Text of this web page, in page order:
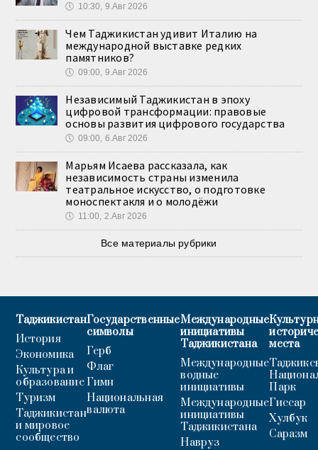
🕔 10:30, 9.Авг 2026
Чем Таджикистан удивит Италию на
международной выставке редких
памятников?
🕔 09:00, 9.Авг 2026
Независимый Таджикистан в эпоху
цифровой трансформации: правовые
основы развития цифрового государства
🕔 09:00, 6.Авг 2026
Марьям Исаева рассказала, как
независимость страны изменила
театральное искусство, о подготовке
моноспектакля и о молодёжи
🕔 11:00, 2.Авг 2026
Все материалы рубрики
Таджикистан
История
Экономика
Культура и
образование
Туризм
Таджикистан
и мировое
сообщество
Государственные
символы
Герб
Флаг
Гимн
Национальная
валюта
Международные
инициативы
Таджикистана
Международные
водные
инициативы
Международные
инициативы
Таджикистана
Навруз
места
Парк
Гиссар
Хулбук
Саразм